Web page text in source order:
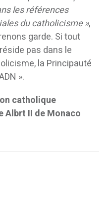
les références
du catholicisme »,
garde. Si tout
pas dans le
la Principauté
».
catholique
Albrt II de Monaco